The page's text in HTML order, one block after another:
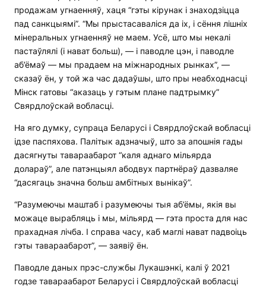
продажам угнаенняў, хаця “гэты кірунак і знаходзіцца
пад санкцыямі”. “Мы прыстасаваліся да іх, і сёння лішніх
мінеральных угнаенняў не маем. Усё, што мы некалі
пастаўлялі (і нават больш), — і паводле цэн, і паводле
аб’ёмаў — мы прадаем на міжнародных рынках”, —
сказаў ён, у той жа час дадаўшы, што пры неабходнасці
Мінск гатовы “аказаць у гэтым плане падтрымку”
Свярдлоўскай вобласці.
На яго думку, супраца Беларусі і Свярдлоўскай вобласці
ідзе паспяхова. Палітык адзначыў, што за апошнія гады
дасягнуты тавараабарот “каля аднаго мільярда
долараў”, але патэнцыял абодвух партнёраў дазваляе
“дасягаць значна больш амбітных вынікаў”.
“Разумеючы маштаб і разумеючы тыя аб’ёмы, якія вы
можаце вырабляць і мы, мільярд — гэта проста для нас
прахадная лічба. І справа часу, каб маглі нават падвоіць
гэты тавараабарот”, — заявіў ён.
Паводле даных прэс-службы Лукашэнкі, калі ў 2021
годзе тавараабарот Беларусі і Свярдлоўскай вобласці